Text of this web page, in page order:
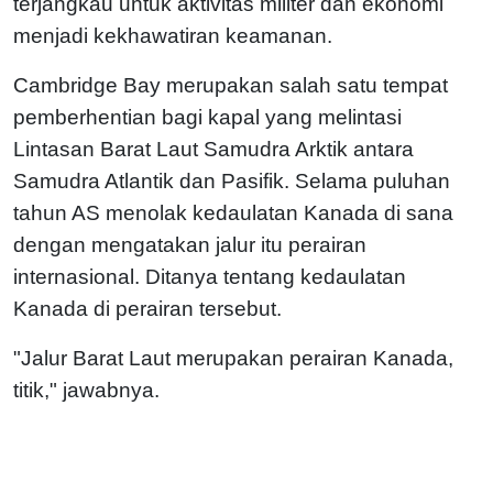
menjadi kekhawatiran keamanan.
Cambridge Bay merupakan salah satu tempat
pemberhentian bagi kapal yang melintasi
Lintasan Barat Laut Samudra Arktik antara
Samudra Atlantik dan Pasifik. Selama puluhan
tahun AS menolak kedaulatan Kanada di sana
dengan mengatakan jalur itu perairan
internasional. Ditanya tentang kedaulatan
Kanada di perairan tersebut.
"Jalur Barat Laut merupakan perairan Kanada,
titik," jawabnya.